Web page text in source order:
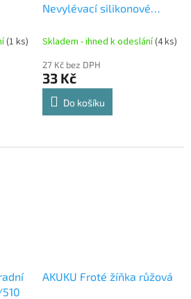
(1 ks)
Nevylévací silikonové
Skladem - ihned k odeslání(4 ks)
27 Kč bez DPH
33 Kč
Do košíku
AKUKU Froté žíňka růžová